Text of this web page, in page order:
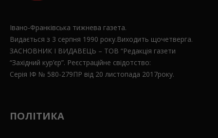
Івано-Франківська тижнева газета.
Видається з 3 серпня 1990 року.Виходить щочетверга.
ЗАСНОВНИК І ВИДАВЕЦЬ – ТОВ “Редакція газети
“Західний кур’єр”. Реєстраційне свідотство:
Серія ІФ № 580-279ПР від 20 листопада 2017року.
ПОЛІТИКА